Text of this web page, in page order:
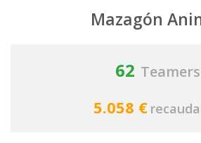
Mazagón
62 Teamers
5.058 €